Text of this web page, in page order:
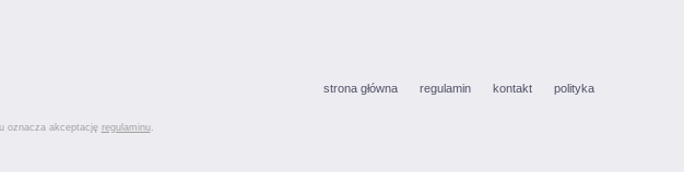
strona główna regulamin kontakt polityka
oznacza akceptację regulaminu.